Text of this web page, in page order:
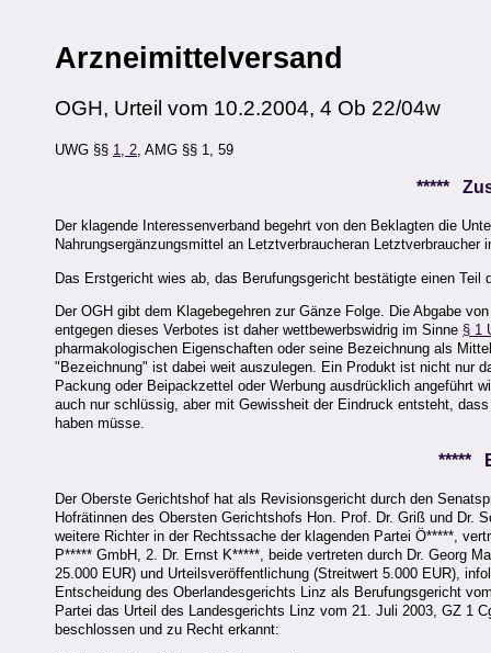
Arzneimittelversand
OGH, Urteil vom 10.2.2004, 4 Ob 22/04w
UWG §§ 1, 2, AMG §§ 1, 59
*****
Der klagende Interessenverband begehrt von den Beklagten die
Nahrungsergänzungsmittel an Letztverbraucheran Letztverbraucher
Das Erstgericht wies ab, das Berufungsgericht bestätigte einen Teil
Der OGH gibt dem Klagebegehren zur Gänze Folge. Die Abgabe
entgegen dieses Verbotes ist daher wettbewerbswidrig im Sinne § 1
pharmakologischen Eigenschaften oder seine Bezeichnung als
"Bezeichnung" ist dabei weit auszulegen. Ein Produkt ist nicht nur
Packung oder Beipackzettel oder Werbung ausdrücklich angeführt
auch nur schlüssig, aber mit Gewissheit der Eindruck entsteht,
haben müsse.
*****
Der Oberste Gerichtshof hat als Revisionsgericht durch den
Hofrätinnen des Obersten Gerichtshofs Hon. Prof. Dr. Griß und Dr.
weitere Richter in der Rechtssache der klagenden Partei Ö*****,
P***** GmbH, 2. Dr. Ernst K*****, beide vertreten durch Dr. Georg
25.000 EUR) und Urteilsveröffentlichung (Streitwert 5.000 EUR),
Entscheidung des Oberlandesgerichts Linz als Berufungsgericht
Partei das Urteil des Landesgerichts Linz vom 21. Juli 2003, GZ 1
beschlossen und zu Recht erkannt: